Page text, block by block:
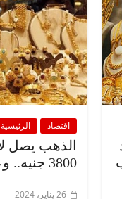
اقتصاد الرئيسية
3800 جنيه.. وعيار 24 يتجاوز الـ4300 جنيه
26 يناير، 2024
وناس
نور فرحات فقيه
الوطن وانحاز